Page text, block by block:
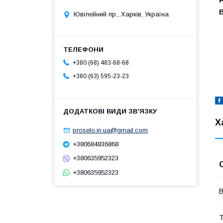
Ювілейний пр., Харків, Україна
+380 (68) 483-68-68
+380 (63) 595-23-23
proselo.in.ua@gmail.com
+380684836868
+380635952323
+380635952323